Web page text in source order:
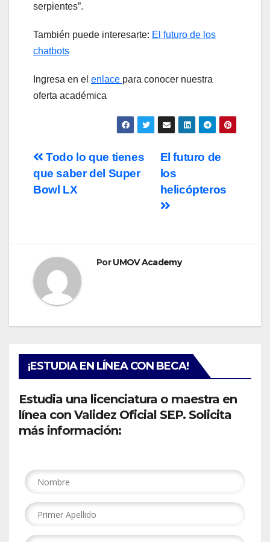
serpientes”.
También puede interesarte: El futuro de los
chatbots
Ingresa en el enlace para conocer nuestra
oferta académica
Navegación
de
El futuro de
los
helicópteros
Todo lo que tienes
que saber del Super
Bowl LX
PorUMOV Academy
¡ESTUDIA EN LÍNEA CON BECA!
Estudia una licenciatura o maestra en
línea con Validez Oficial SEP. Solicita
más información: